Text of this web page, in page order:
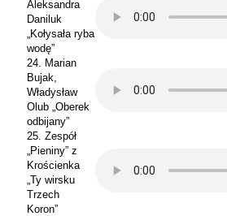
Aleksandra
Daniluk
„Kołysała ryba
wodę”
24. Marian
Bujak,
Władysław
Olub „Oberek
odbijany”
25. Zespół
„Pieniny” z
Krościenka
„Ty wirsku
Trzech
Koron”